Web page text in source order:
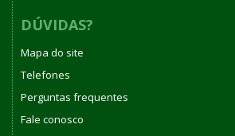
DÚVIDAS?
Mapa do site
Telefones
Perguntas frequentes
Fale conosco